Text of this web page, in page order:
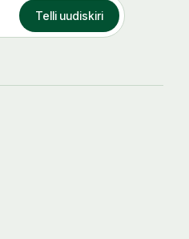
Telli uudiskiri